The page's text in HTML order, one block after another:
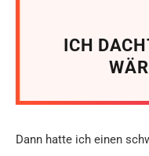
ICH
Dann hatte ich einen